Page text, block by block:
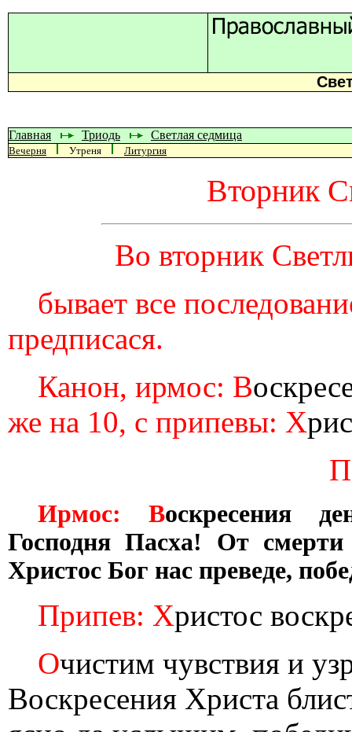
Главная Триодь Светлая седмица
Вечерня Утреня Литургия
Вторник
Во вторник
бывает все
предписася.
Канон, ирмос: В
же на 10, с припевы: Х
Ирмос: Воскресения
Господня Пасха! От
Христос Бог нас преведе,
Припев: Христос
Очистим чувствия и
Воскресения Христа